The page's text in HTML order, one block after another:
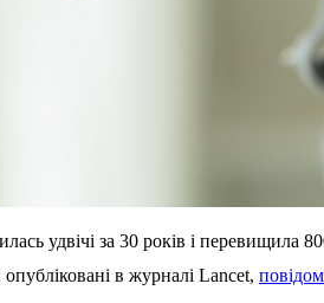
удвічі за 30 років і перевищила
в журналі Lancet,